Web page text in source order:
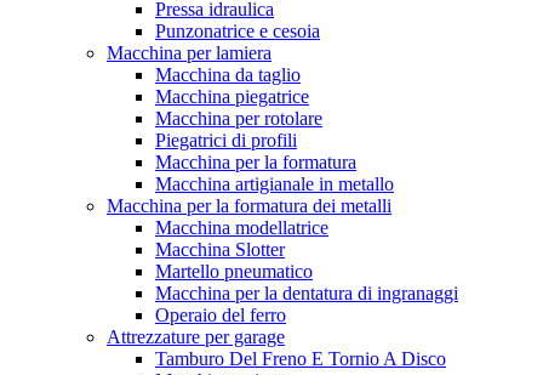
Pressa idraulica
Punzonatrice e cesoia
Macchina per lamiera
Macchina da taglio
Macchina piegatrice
Macchina per rotolare
Piegatrici di profili
Macchina per la formatura
Macchina artigianale in metallo
Macchina per la formatura dei metalli
Macchina modellatrice
Macchina Slotter
Martello pneumatico
Macchina per la dentatura di ingranaggi
Operaio del ferro
Attrezzature per garage
Tamburo Del Freno E Tornio A Disco